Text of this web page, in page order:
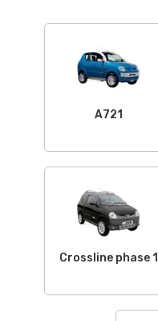
A721
Crossline phase 1